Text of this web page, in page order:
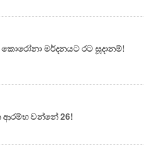
මර්දනයට රට සූදානම්!
ආරම්භ වන්නේ 26!